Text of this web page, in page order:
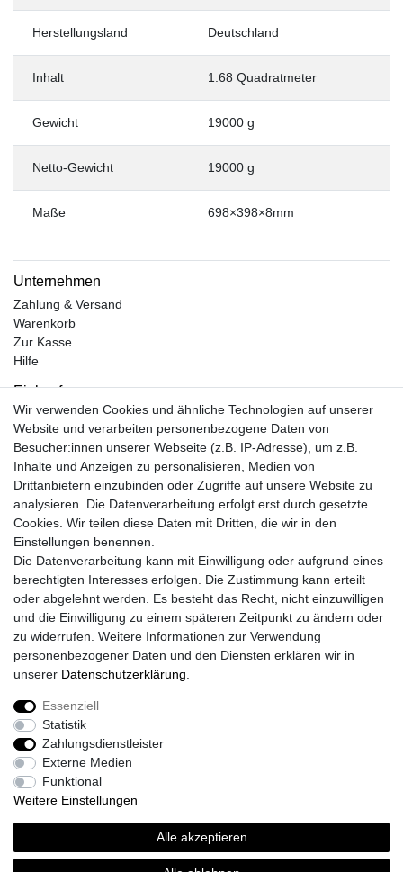
Herstellungsland Deutschland
Inhalt 1.68 Quadratmeter
Gewicht 19000 g
Netto-Gewicht 19000 g
Maße 698×398×8mm
Unternehmen
Zahlung & Versand
Warenkorb
Zur Kasse
Hilfe
Einkaufen
Kontakt
Unsere Öffnungszeiten
Facebook
Instagram
Mein Konto
Registrieren
Login
Unsere Shop´s
Fliesenmarkt Ochtrup
Fliesenmarkt Borken
Fliesenmarkt Bocholt
Widerrufs­recht
Daten­schutz­erklärung
Wir verwenden Cookies und ähnliche Technologien auf unserer
Website und verarbeiten personenbezogene Daten von
Besucher:innen unserer Webseite (z.B. IP-Adresse), um z.B.
Inhalte und Anzeigen zu personalisieren, Medien von
Drittanbietern einzubinden oder Zugriffe auf unsere Website zu
analysieren. Die Datenverarbeitung erfolgt erst durch gesetzte
Cookies. Wir teilen diese Daten mit Dritten, die wir in den
Einstellungen benennen.
Die Datenverarbeitung kann mit Einwilligung oder aufgrund eines
berechtigten Interesses erfolgen. Die Zustimmung kann erteilt
oder abgelehnt werden. Es besteht das Recht, nicht einzuwilligen
und die Einwilligung zu einem späteren Zeitpunkt zu ändern oder
zu widerrufen. Weitere Informationen zur Verwendung
personenbezogener Daten und den Diensten erklären wir in
unserer Daten­schutz­erklärung
Essenziell
Statistik
Zahlungsdienstleister
Externe Medien
Funktional
Weitere Einstellungen
Alle akzeptieren
© Copyright 2026 | Alle Rechte vorbehalten.